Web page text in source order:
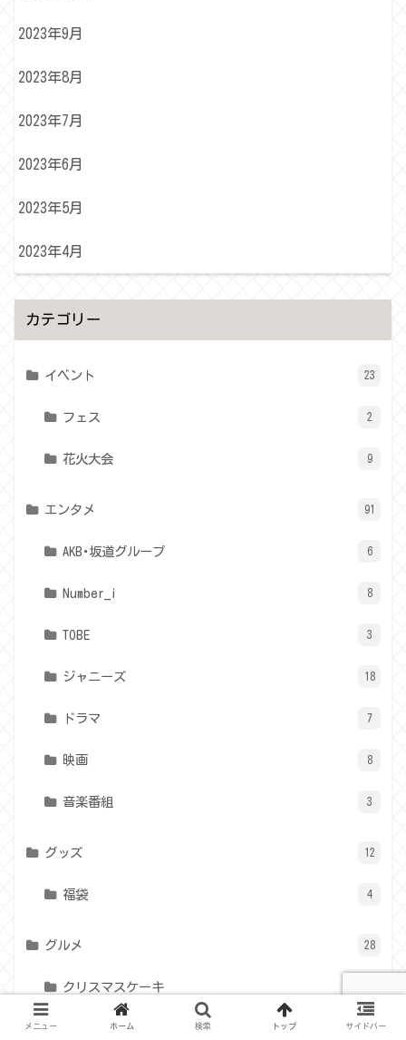
2023年9月
2023年8月
2023年7月
2023年6月
2023年5月
2023年4月
カテゴリー
イベント 23
フェス 2
花火大会 9
エンタメ 91
AKB･坂道グループ 6
Number_i 8
TOBE 3
ジャニーズ 18
ドラマ 7
映画 8
音楽番組 3
グッズ 12
福袋 4
グルメ 28
クリスマスケーキ
コメダ珈琲店 3
メニュー ホーム 検索 トップ サイドバー